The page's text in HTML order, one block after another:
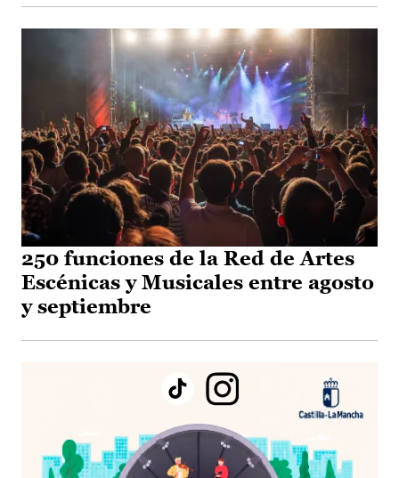
250 funciones de la Red de Artes
Escénicas y Musicales entre agosto
y septiembre